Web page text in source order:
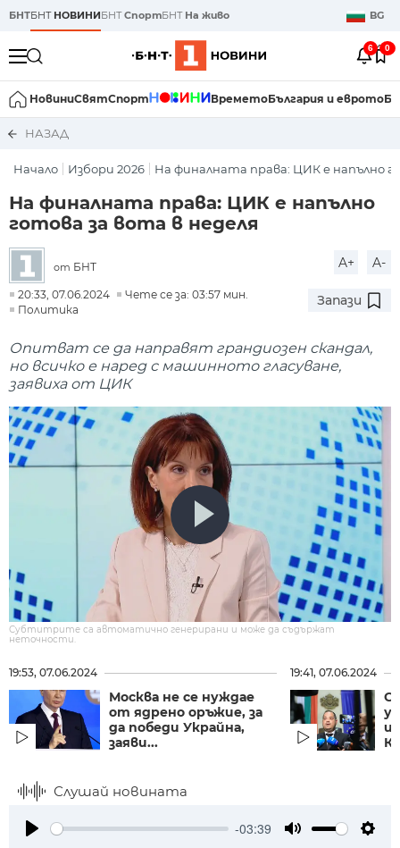
БНТБНТ НОВИНИБНТСпортБНТ На живо BG
6 0
НовиниСвятСпорт ВреметоБългария и еврото
НАЗАД
Начало Избори 2026 На финалната права: ЦИК е напълно
На финалната права: ЦИК е напълно
готова за вота в неделя
от БНТ A+ A-
20:33, 07.06.2024
Чете се за: 03:57 мин.
Политика
Запази
Опитват се да направят грандиозен скандал,
но всичко е наред с машинното гласуване,
заявиха от ЦИК
Субтитрите са автоматично генерирани и може да съдържат
неточности.
19:53, 07.06.2024
Москва не се нуждае
от ядрено оръжие, за
да победи Украйна,
заяви...
19:41, 07.06.2024
Слушай новината
-03:39